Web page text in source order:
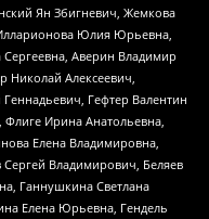
Ян Збигневич, Жемкова
Юлия Юрьевна,
Сергеевна, Аверин Владимир
Алексеевич,
Гефтер Валентин
Ирина Анатольевна,
Елена Владимировна,
Владимирович, Беляев
Ганнушкина Светлана
Елена Юрьевна, Гендель